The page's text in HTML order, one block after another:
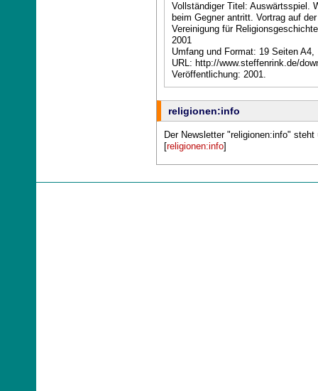
Vollständiger Titel: Auswärtsspiel.
beim Gegner antritt. Vortrag auf
Vereinigung für
2001
Umfang und Format: 19 Seiten A4,
URL: http://www.steffenrink.de/
Veröffentlichung: 2001.
religionen:info
Der Newsletter "religionen:info"
[religionen:info]